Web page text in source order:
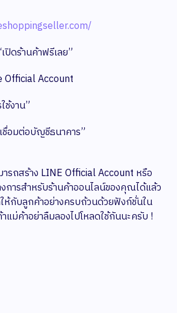
ปิดร้านค้าฟรีเลย”
Official Account
ช้งาน”
อมต่อบัญชีธนาคาร”
รถสร้าง LINE Official Account หรือ
การสำหรับร้านค้าออนไลน์ของคุณได้แล้ว
กับลูกค้าอย่างครบถ้วนด้วยฟังก์ชั่นใน
ม่ค้าอย่าลืมลองไปโหลดใช้กันนะครับ !